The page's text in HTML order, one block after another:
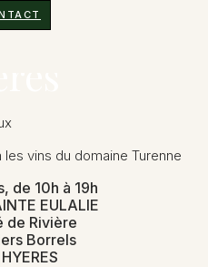
le 19
vins du domaine Turenne
de 10h à 19h
EULALIE
de Rivière
Borrels